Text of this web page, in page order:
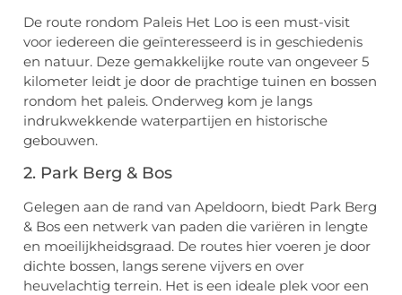
De route rondom Paleis Het Loo is een must-visit
voor iedereen die geïnteresseerd is in geschiedenis
en natuur. Deze gemakkelijke route van ongeveer 5
kilometer leidt je door de prachtige tuinen en bossen
rondom het paleis. Onderweg kom je langs
indrukwekkende waterpartijen en historische
gebouwen.
2. Park Berg & Bos
Gelegen aan de rand van Apeldoorn, biedt Park Berg
& Bos een netwerk van paden die variëren in lengte
en moeilijkheidsgraad. De routes hier voeren je door
dichte bossen, langs serene vijvers en over
heuvelachtig terrein. Het is een ideale plek voor een